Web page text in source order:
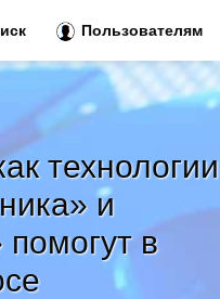
технологии
и
в
Пользователям